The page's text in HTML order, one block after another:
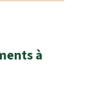
à